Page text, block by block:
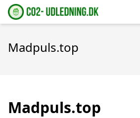
Madpuls.top
Madpuls.top